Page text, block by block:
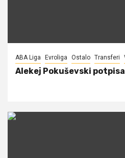
ABA Liga Evroliga Ostalo Transferi
Alekej Pokuševski